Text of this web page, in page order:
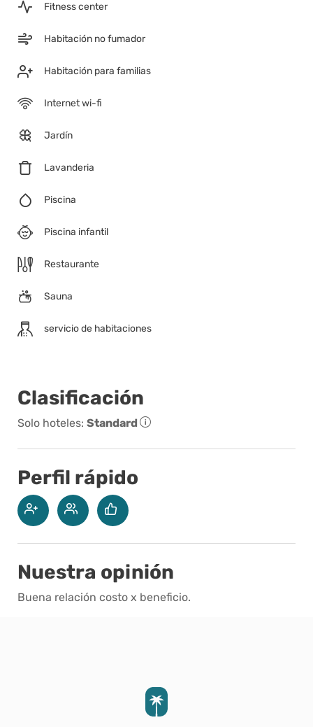
Fitness center
Habitación no fumador
Habitación para familias
Internet wi-fi
Jardín
Lavanderia
Piscina
Piscina infantil
Restaurante
Sauna
servicio de habitaciones
Clasificación
Solo hoteles: Standard
Perfil rápido
Nuestra opinión
Buena relación costo x beneficio.